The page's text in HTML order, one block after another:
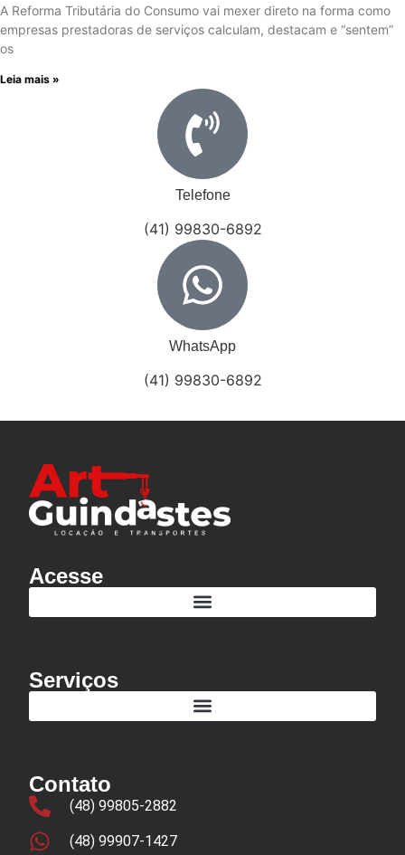
A Reforma Tributária do Consumo vai mexer direto na forma como
empresas prestadoras de serviços calculam, destacam e “sentem”
os
Leia mais »
Telefone
(41) 99830-6892
WhatsApp
(41) 99830-6892
Acesse
Serviços
Contato
(48) 99805-2882
(48) 99907-1427